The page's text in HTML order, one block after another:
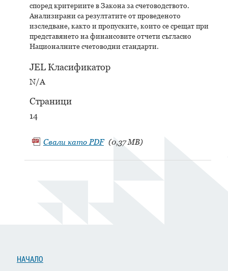
според критериите в Закона за счетоводството.
Анализирани са резултатите от проведеното
изследване, както и пропуските, които се срещат при
представянето на финансовите отчети съгласно
Националните счетоводни стандарти.
JEL Класификатор
N/A
Страници
14
Свали като PDF (0,37 MB)
НАЧАЛО